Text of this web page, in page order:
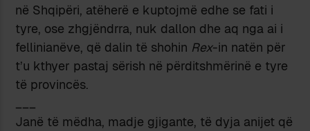
në Shqipëri, atëherë e kuptojmë edhe se fati i
tyre, ose zhgjëndrra, nuk dallon dhe aq nga ai i
fellinianëve, që dalin të shohin Rex-in natën për
t’u kthyer pastaj sërish në përditshmërinë e tyre
të provincës.
Janë të mëdha, madje gjigante, të dyja anijet që